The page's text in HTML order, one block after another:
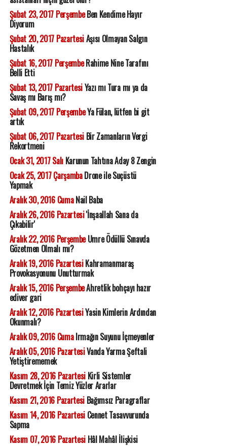
Şubat 23, 2017 PerşembeBen Kendime Hayır
Diyorum
Şubat 20, 2017 PazartesiAşısı Olmayan Salgın
Hastalık
Şubat 16, 2017 PerşembeRahime Nine Tarafını
Belli Etti
Şubat 13, 2017 PazartesiYazı mı Tura mı ya da
Savaş mı Barış mı?
Şubat 09, 2017 PerşembeYa Fülan, lütfen bi git
artık
Şubat 06, 2017 PazartesiBir Zamanların Vergi
Rekortmeni
Ocak 31, 2017 SalıKarunun Tahtına Aday 8 Zengin
Ocak 25, 2017 ÇarşambaDrone ile Suçüstü
Yapmak
Aralık 30, 2016 CumaNail Baba
Aralık 26, 2016 Pazartesi'İnşaallah Sana da
Çıkabilir'
Aralık 22, 2016 PerşembeUmre Ödüllü Sınavda
Gözetmen Olmalı mı?
Aralık 19, 2016 PazartesiKahramanmaraş
Provokasyonunu Unutturmak
Aralık 15, 2016 PerşembeAhretlik bohçayı hazır
ediver gari
Aralık 12, 2016 PazartesiYasin Kimlerin Ardından
Okunmalı?
Aralık 09, 2016 CumaIrmağın Suyunu İçmeyenler
Aralık 05, 2016 PazartesiVanda Yarma Şeftali
Yetiştirememek
Kasım 28, 2016 PazartesiKirli Sistemler
Devretmek İçin Temiz Yüzler Ararlar
Kasım 21, 2016 PazartesiBağımsız Paragraflar
Kasım 14, 2016 PazartesiCennet Tasavvurunda
Sapma
Kasım 07, 2016 PazartesiHâl Mahâl İlişkisi